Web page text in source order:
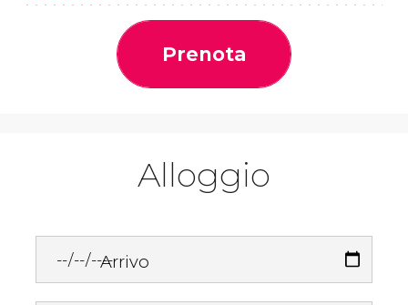
Prenota
Alloggio
Arrivo